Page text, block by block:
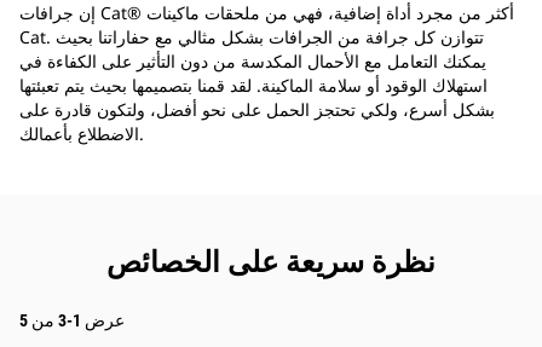
إن جرافات Cat®‎ أكثر من مجرد أداة إضافية، فهي من ملحقات ماكينات
Cat. تتوازن كل جرافة من الجرافات بشكل مثالي مع حفاراتنا بحيث
يمكنك التعامل مع الأحمال المكدسة من دون التأثير على الكفاءة في
استهلاك الوقود أو سلامة الماكينة. لقد قمنا بتصميمها بحيث يتم تعبئتها
بشكل أسرع، ولكي تحتجز الحمل على نحو أفضل، ولتكون قادرة على
الاضطلاع بأعمالك.
نظرة سريعة على الخصائص
عرض 1-3 من 5